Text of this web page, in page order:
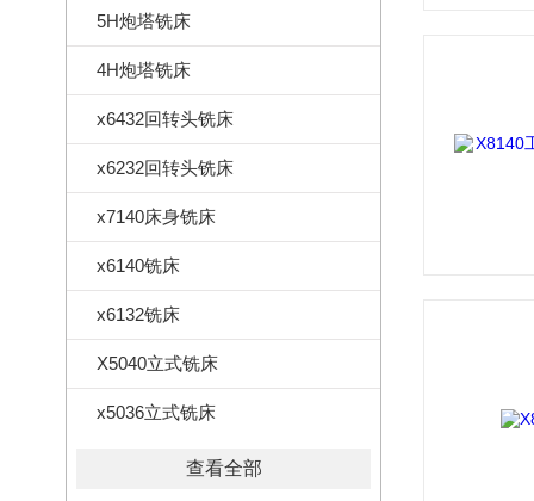
5H炮塔铣床
4H炮塔铣床
x6432回转头铣床
x6232回转头铣床
x7140床身铣床
x6140铣床
x6132铣床
X5040立式铣床
x5036立式铣床
查看全部